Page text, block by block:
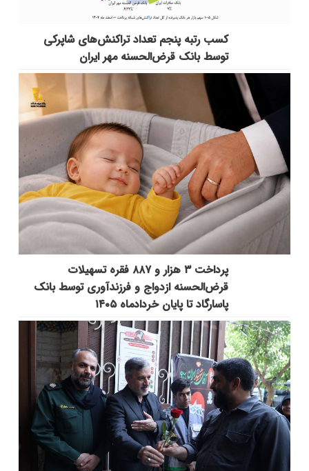
کسب رتبه پنجم تعداد تراکنش‌های شاپرکی
توسط بانک قرض‌الحسنه مهر ایران
پرداخت ۳ هزار و ۸۸۷ فقره تسهیلات
قرض‌الحسنه ازدواج و فرزندآوری توسط بانک
پاسارگاد تا پایان خردادماه ۱۴۰۵